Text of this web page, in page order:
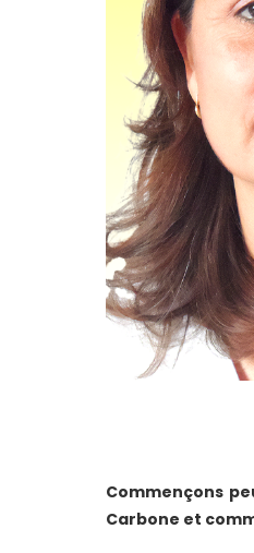
Commençons
Carbone et